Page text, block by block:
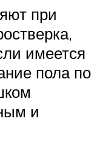
при
имеется
пола по
и